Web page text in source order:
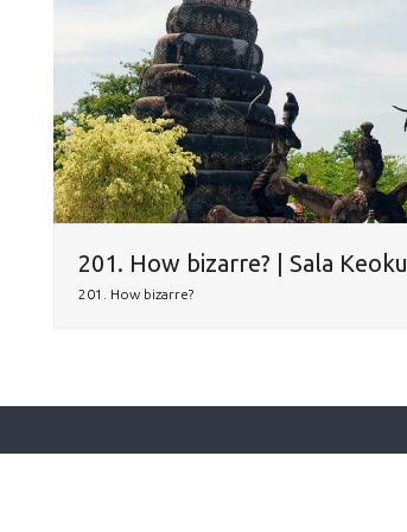
201. How bizarre? | Sala Keoku
201. How bizarre?